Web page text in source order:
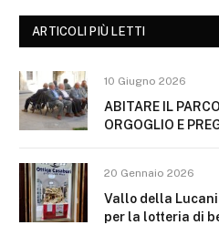
ARTICOLI PIÙ LETTI
10 Giugno 2026
ABITARE IL
ORGOGLIO E
20 Gennaio 2026
Vallo della
per la lotteria di